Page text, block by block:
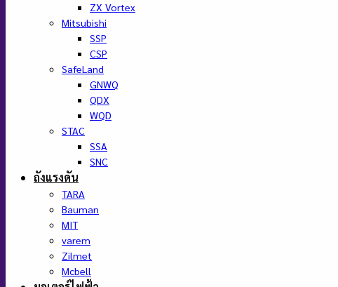
ZX Vortex
Mitsubishi
SSP
CSP
SafeLand
GNWQ
QDX
WQD
STAC
SSA
SNC
ถังแรงดัน
TARA
Bauman
MIT
varem
Zilmet
Mcbell